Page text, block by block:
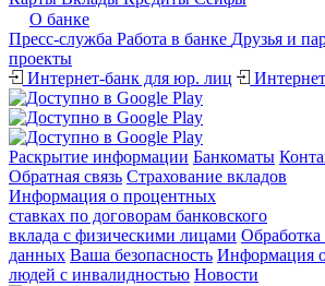
О банке
Пресс-служба Работа в банке Друзья и
проекты
Интернет-банк для юр. лиц
Раскрытие информации Банкоматы
Обратная связь Страхование вкладов
Информация о процентных
ставках по договорам банковского
вклада с физическими лицами
данных Ваша безопасность Информация
людей с инвалидностью Новости